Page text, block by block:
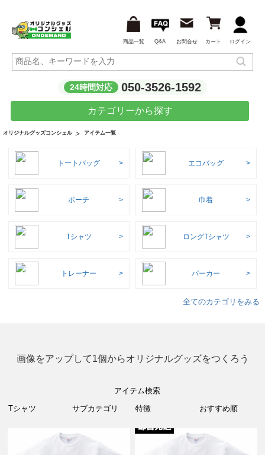
商品一覧 Q&A お問合せ カート ログイン
24時間対応 050-3526-1592
カテゴリーから探す
オリジナルグッズコンシェル アイテム一覧
トートバッグ エコバッグ
ポーチ 巾着
Tシャツ ロングTシャツ
トレーナー パーカー
全てのカテゴリをみる
画像をアップして1個からオリジナルグッズをつくろう
アイテム検索